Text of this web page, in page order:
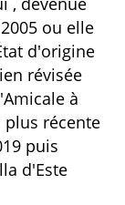
ou elle
d'origine
révisée
à
plus récente
puis
d'Este